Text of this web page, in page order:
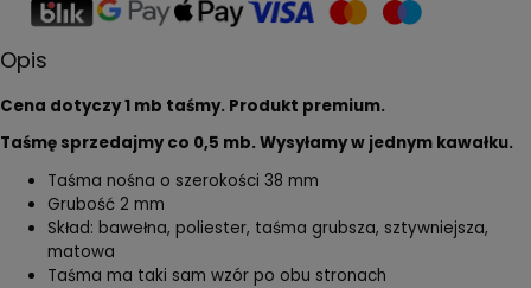
Opis
Cena dotyczy 1 mb taśmy. Produkt premium.
Taśmę sprzedajmy co 0,5 mb. Wysyłamy w jednym kawałku.
Taśma nośna o szerokości 38 mm
Grubość 2 mm
Skład: bawełna, poliester, taśma grubsza, sztywniejsza,
matowa
Taśma ma taki sam wzór po obu stronach